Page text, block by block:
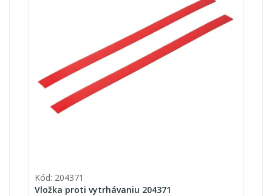
Kód: 204371
Vložka proti vytrhávaniu 204371